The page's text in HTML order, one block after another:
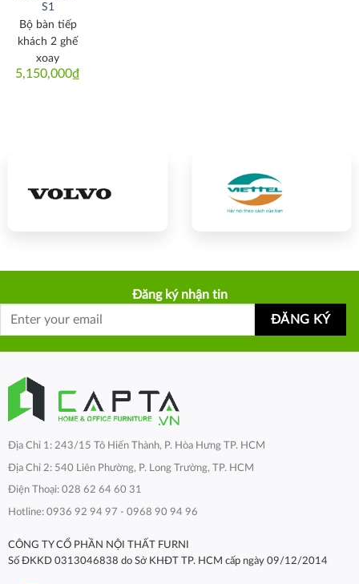
S1
5,150,000₫
Bộ bàn tiếp
khách 2 ghế
xoay
Đăng ký nhận tin
Địa Chỉ 1: 243/15 Tô Hiến Thành, P. Hòa Hưng TP. HCM
Địa Chỉ 2: 540 Liên Phường, P. Long Trường, TP. HCM
Điện Thoại: 028 62 64 60 31
Hotline: 0936 92 94 97 - 0968 90 94 96
CÔNG TY CỔ PHẦN NỘI THẤT FURNI
Số ĐKKD 0313046838 do Sở KHĐT TP. HCM cấp ngày 09/12/2014